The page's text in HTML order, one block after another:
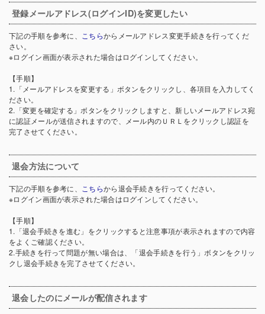
登録メールアドレス(ログインID)を変更したい
下記の手順を参考に、 こちらからメールアドレス変更手続きを行ってくだ
さい。
※ログイン画面が表示された場合はログインしてください。
【手順】
1.「メールアドレスを変更する」ボタンをクリックし、各項目を入力してく
ださい。
2.「変更を確定する」ボタンをクリックしますと、新しいメールアドレス宛
に認証メールが送信されますので、メール内のＵＲＬをクリックし認証を
完了させてください。
退会方法について
下記の手順を参考に、 こちらから退会手続きを行ってください。
※ログイン画面が表示された場合はログインしてください。
【手順】
1.「退会手続きを進む」をクリックすると注意事項が表示されますので内容
をよくご確認ください。
2.手続きを行って問題が無い場合は、「退会手続きを行う」ボタンをクリッ
クし退会手続きを完了させてください。
退会したのにメールが配信されます